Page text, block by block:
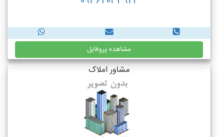
مشاهده پروفایل
مشاور املاک